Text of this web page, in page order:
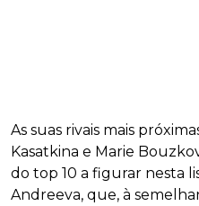
As suas rivais mais
Kasatkina e Marie
do top 10 a figurar nesta
Andreeva, que, à